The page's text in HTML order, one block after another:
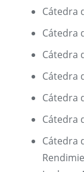
Cátedra
Cátedra
Cátedra
Cátedra
Cátedra
Cátedra
Cátedra